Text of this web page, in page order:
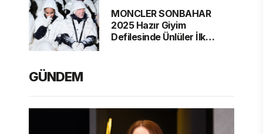
MONCLER SONBAHAR
2025 Hazır Giyim
Defilesinde Ünlüler İlk
GÜNDEM